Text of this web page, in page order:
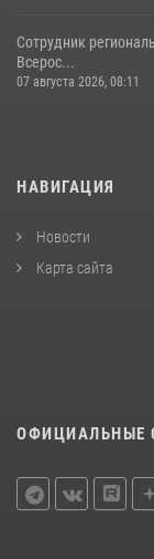
Сотрудник
Всерос...
07 августа 2026, 08:11
НАВИГАЦИЯ
Новости
Карта сайта
ОФИЦИАЛЬНЫЕ